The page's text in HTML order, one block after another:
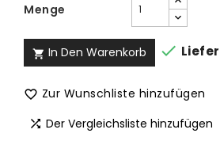
Menge
 In Den Warenkorb 
 Zur Wunschliste hinzufügen
 Der Vergleichsliste hinzufügen